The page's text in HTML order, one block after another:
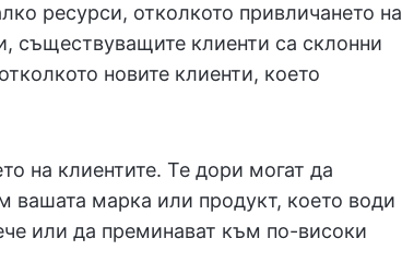
ресурси, отколкото привличането на
съществуващите клиенти са склонни
новите клиенти, което
на клиентите. Те дори могат да
вашата марка или продукт, което води
или да преминават към по-високи